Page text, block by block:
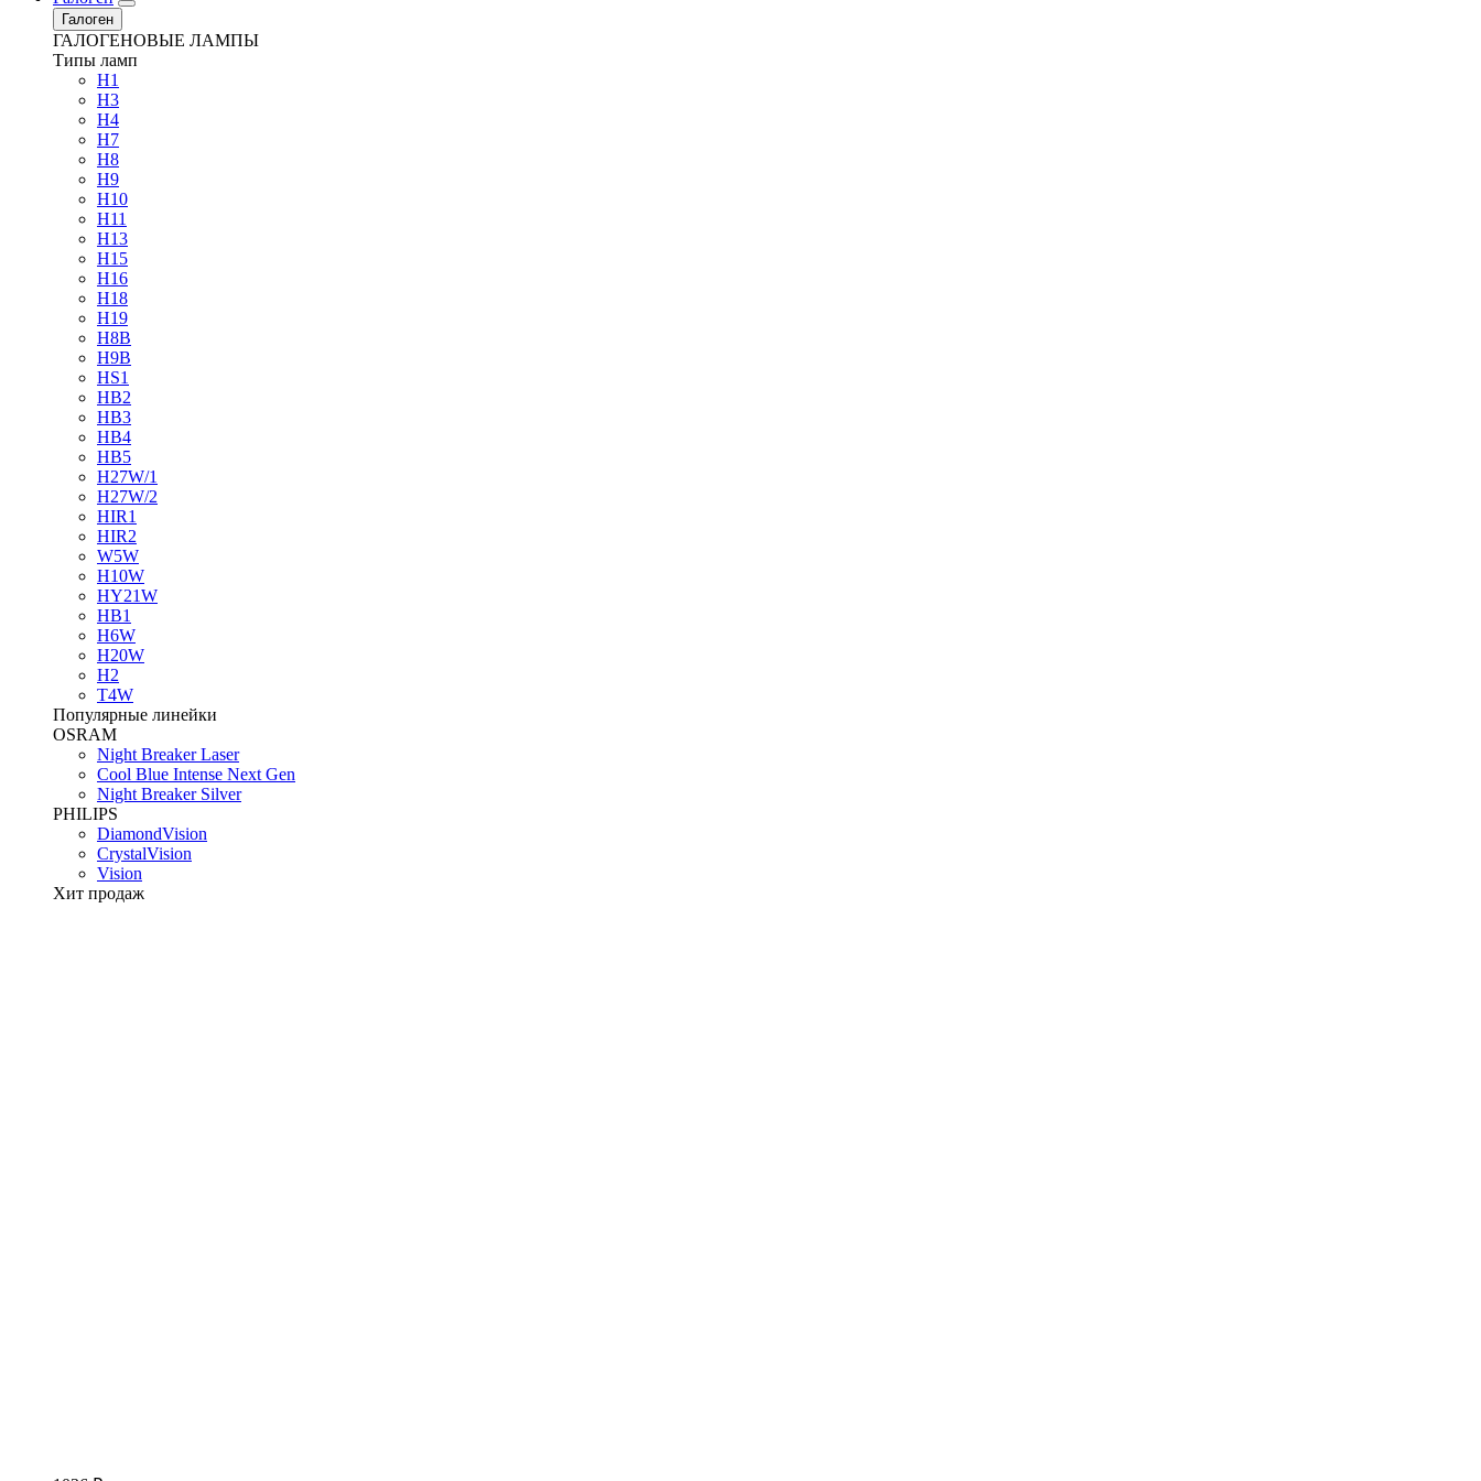
Галоген
ГАЛОГЕНОВЫЕ ЛАМПЫ
Типы ламп
H1
H3
H4
H7
H8
H9
H10
H11
H13
H15
H16
H18
H19
H8B
H9B
HS1
HB2
HB3
HB4
HB5
H27W/1
H27W/2
HIR1
HIR2
W5W
H10W
HY21W
HB1
H6W
H20W
H2
T4W
Популярные линейки
OSRAM
Night Breaker Laser
Cool Blue Intense Next Gen
Night Breaker Silver
PHILIPS
DiamondVision
CrystalVision
Vision
Хит продаж